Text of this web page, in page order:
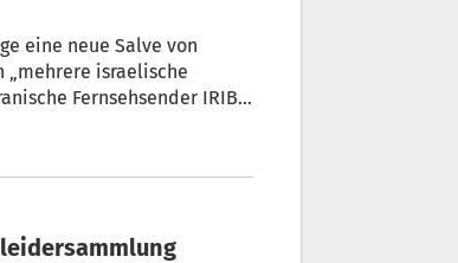
eine neue Salve von
„mehrere israelische
Fernsehsender IRIB